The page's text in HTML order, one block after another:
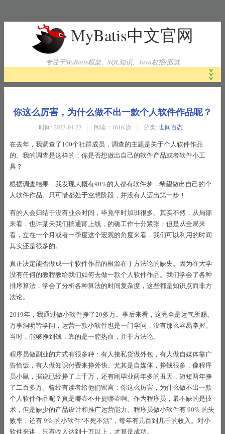
MyBatis中文官网
专注于MyBatis框架、SQL知识、Java校招/面试
MyBatis映射器
一针见血MyBatis插件机制
关于网站
你这么厉害，为什么做不出一款个人软件作品呢？
时间: 2023-01-23 阅读：1616 次 分类: 世间百态
在去年，我调查了100个社群成员，调查的主题是关于个人软件作品
的。我的调查是这样的：你是否想做出自己的软件产品或者软件小工
具？
根据调查结果，我发现大概有90%的人都有软件梦，希望做出自己的个
人软件作品。只可惜都处于空想阶段，并没有人迈出第一步！
有的人会归结于没有业余时间，毕竟平时加班很多。其实不然，从局部
来看，也许某天我们搞通宵上线，的确工作十分紧张；但是从全局来
看，立在一个月或者一季度这个宏观的角度来看，我们可以利用的时间
其实还是很多的。
真正决定能否做成一个软件作品的根源在于方法论的缺失。因为在大学
没有任何的教程教给我们如何去做一款个人软件作品。我们学会了各种
排序算法，学会了分析各种算法的时间复杂度，这些都是知识点而非方
法论。
2019年，我通过做小软件挣了20多万。事后来看，这完全是运气所赐。
万事洞明皆学问，运营一款小软件也是一门学问，没有那么容易掌握。
当时，能够挣到钱，靠的是一腔热血，并非方法论。
程序员做副业的方式有很多种：有人接私货做外包，有人做自媒体靠广
告恰饭，有人做知识付费来挣外快。尤其是自媒体，挣钱很多，像程序
员小鼠，据说已经挣了上千万，还有刚毕业两年多的丑天，短短两年挣
了二百多万。曾经有读者给他们留言：你这么厉害，为什么做不出一款
个人软件作品呢？真是哪壶不开提哪壶啊。作为程序员，最不缺的是技
术，但是缺少的产品设计和推广运营能力。程序员做小软件有 90% 的失
败率，还有 9% 的小软件“不死不活”，每年有几百到几千的收入。对小
软件来讲，只有收入达到十万以上，才算是成功。